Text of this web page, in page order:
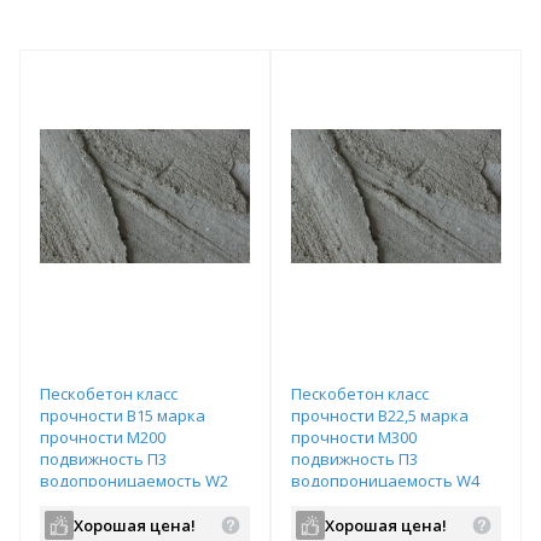
Пескобетон класс
прочности B15 марка
прочности М200
подвижность П3
водопроницаемость W2
Хорошая цена!
Пескобетон класс
прочности B22,5 марка
прочности М300
подвижность П3
водопроницаемость W4
Хорошая цена!